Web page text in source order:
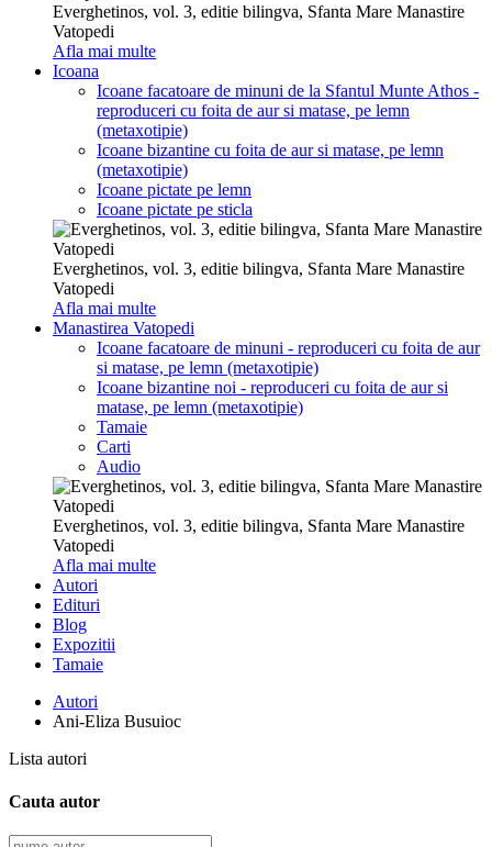
Everghetinos, vol. 3, editie bilingva, Sfanta Mare Manastire
Vatopedi
Afla mai multe
Icoana
Icoane facatoare de minuni de la Sfantul Munte Athos -
reproduceri cu foita de aur si matase, pe lemn
(metaxotipie)
Icoane bizantine cu foita de aur si matase, pe lemn
(metaxotipie)
Icoane pictate pe lemn
Icoane pictate pe sticla
Everghetinos, vol. 3, editie bilingva, Sfanta Mare Manastire
Vatopedi
Afla mai multe
Manastirea Vatopedi
Icoane facatoare de minuni - reproduceri cu foita de aur
si matase, pe lemn (metaxotipie)
Icoane bizantine noi - reproduceri cu foita de aur si
matase, pe lemn (metaxotipie)
Tamaie
Carti
Audio
Everghetinos, vol. 3, editie bilingva, Sfanta Mare Manastire
Vatopedi
Afla mai multe
Autori
Edituri
Blog
Expozitii
Tamaie
Autori
Ani-Eliza Busuioc
Lista autori
Cauta autor